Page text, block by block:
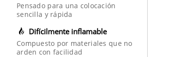
Pensado para una colocación
sencilla y rápida
Difícilmente inflamable
Compuesto por materiales que no
arden con facilidad